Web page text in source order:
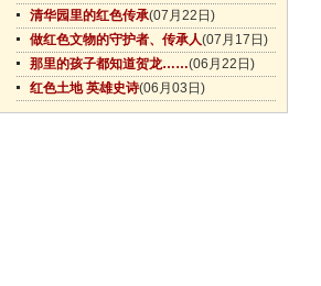
清华园里的红色传承(07月22日)
做红色文物的守护者、传承人(07月17日)
那里的孩子都知道贺龙……(06月22日)
红色土地 英雄史诗(06月03日)